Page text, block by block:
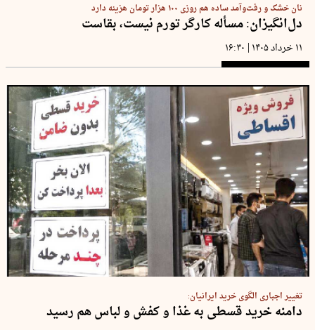
نان خشک و رفت‌وآمد ساده هم روزی ۱۰۰ هزار تومان هزینه دارد
دل‌انگیزان: مسأله کارگر تورم نیست، بقاست
۱۱ خرداد ۱۴۰۵ | ۱۶:۳۰
تغییر اجباری الگوی خرید ایرانیان:
دامنه خرید قسطی به غذا و کفش و لباس هم رسید